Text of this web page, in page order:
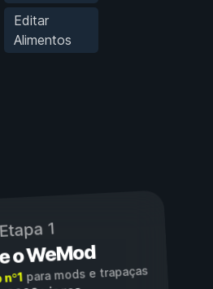
Editar
Alimentos
Etapa 1
o WeMod
nº1para mods e trapaças